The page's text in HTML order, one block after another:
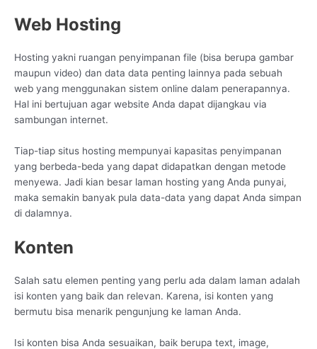
Web Hosting
Hosting yakni ruangan penyimpanan file (bisa berupa gambar
maupun video) dan data data penting lainnya pada sebuah
web yang menggunakan sistem online dalam penerapannya.
Hal ini bertujuan agar website Anda dapat dijangkau via
sambungan internet.
Tiap-tiap situs hosting mempunyai kapasitas penyimpanan
yang berbeda-beda yang dapat didapatkan dengan metode
menyewa. Jadi kian besar laman hosting yang Anda punyai,
maka semakin banyak pula data-data yang dapat Anda simpan
di dalamnya.
Konten
Salah satu elemen penting yang perlu ada dalam laman adalah
isi konten yang baik dan relevan. Karena, isi konten yang
bermutu bisa menarik pengunjung ke laman Anda.
Isi konten bisa Anda sesuaikan, baik berupa text, image,